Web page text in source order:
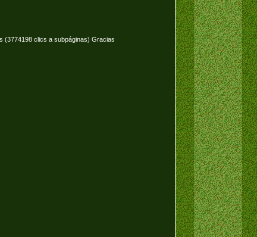
(3774198 clics a subpáginas) Gracias